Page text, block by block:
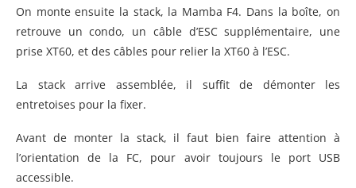
On monte ensuite la stack, la Mamba F4. Dans la boîte, on
retrouve un condo, un câble d’ESC supplémentaire, une
prise XT60, et des câbles pour relier la XT60 à l’ESC.
La stack arrive assemblée, il suffit de démonter les
entretoises pour la fixer.
Avant de monter la stack, il faut bien faire attention à
l’orientation de la FC, pour avoir toujours le port USB
accessible.